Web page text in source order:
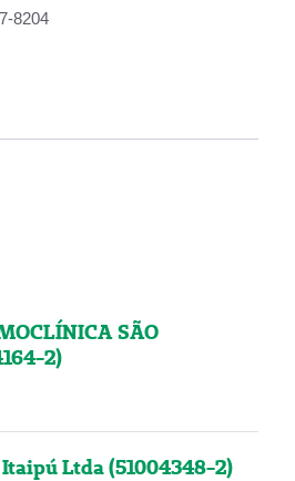
8204
SÃO
2)
Ltda (51004348-2)